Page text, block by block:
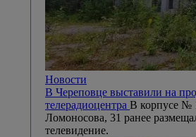
Новости
В Череповце выставили на
телерадиоцентра В корпусе №
Ломоносова, 31 ранее
телевидение.